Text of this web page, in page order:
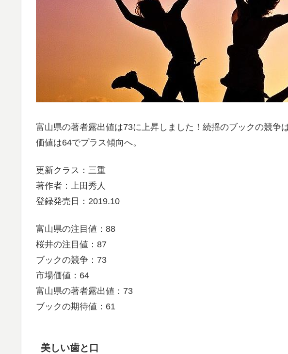
富山県の著者露出値は73に上昇しました！続揺のブックの競争
価値は64でプラス傾向へ。
更新クラス：三重
著作者：上田秀人
登録発売日：2019.10
富山県の注目値：88
桜井の注目値：87
ブックの競争：73
市場価値：64
富山県の著者露出値：73
ブックの期待値：61
美しい歯と口